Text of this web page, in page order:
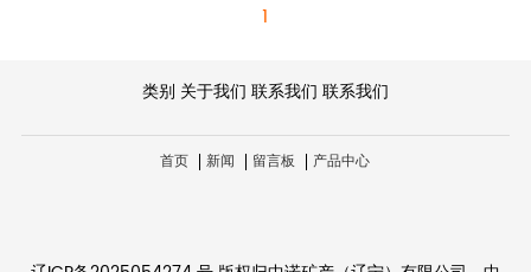
1
类别 关于我们 联系我们 联系我们
首页 新闻 留言板 产品中心